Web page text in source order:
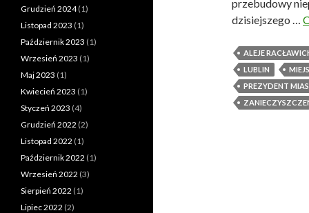
przebudowy
dzisiejszego …
ALEJE
LUBLIN
PREZYDENT
Grudzień 2024(1)
Listopad 2023 (1)
Październik 2023 (1)
Wrzesień 2023 (1)
Maj 2023 (1)
Kwiecień 2023 (1)
Styczeń 2023 (4)
Grudzień 2022 (2)
Listopad 2022 (1)
Październik 2022 (1)
Wrzesień 2022 (3)
Sierpień 2022 (1)
Lipiec 2022 (2)